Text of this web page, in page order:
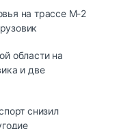
на трассе М-2
области на
и две
снизил